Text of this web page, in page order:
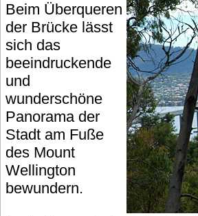
Beim Überqueren
der Brücke lässt
sich das
beeindruckende
und
wunderschöne
Panorama der
Stadt am Fuße
des Mount
Wellington
bewundern.